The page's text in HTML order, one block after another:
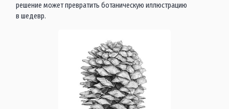
решение может превратить ботаническую иллюстрацию
в шедевр.